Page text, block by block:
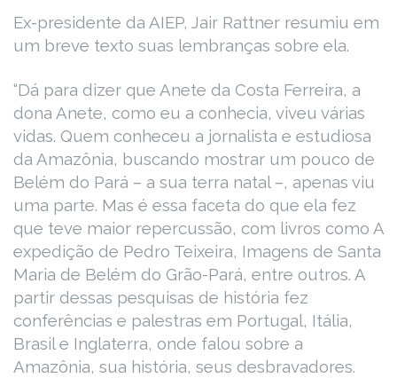
Ex-presidente da AIEP, Jair Rattner resumiu em
um breve texto suas lembranças sobre ela.
“Dá para dizer que Anete da Costa Ferreira, a
dona Anete, como eu a conhecia, viveu várias
vidas. Quem conheceu a jornalista e estudiosa
da Amazônia, buscando mostrar um pouco de
Belém do Pará – a sua terra natal –, apenas viu
uma parte. Mas é essa faceta do que ela fez
que teve maior repercussão, com livros como A
expedição de Pedro Teixeira, Imagens de Santa
Maria de Belém do Grão-Pará, entre outros. A
partir dessas pesquisas de história fez
conferências e palestras em Portugal, Itália,
Brasil e Inglaterra, onde falou sobre a
Amazônia, sua história, seus desbravadores.